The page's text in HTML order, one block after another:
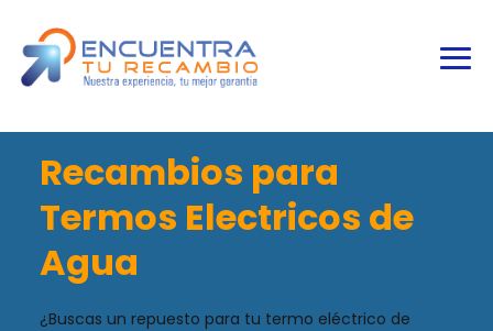
Recambios para
Termos Electricos de
Agua
¿Buscas un repuesto para tu termo eléctrico de